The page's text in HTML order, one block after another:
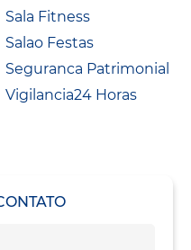
Sala Fitness
Salao Festas
Seguranca Patrimonial
Vigilancia24 Horas